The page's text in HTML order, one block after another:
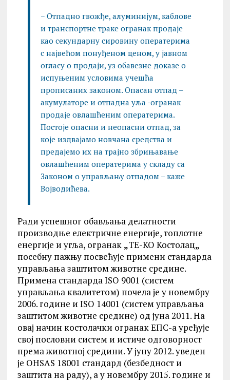
− Отпадно гвожђе, алуминијум, каблове
и транспортне траке огранак продаје
као секундарну сировину оператерима
с највећом понуђеном ценом, у јавном
огласу о продаји, уз обавезне доказе о
испуњеним условима учешћа
прописаних законом. Опасан отпад –
акумулаторе и отпадна уља -огранак
продаје овлашћеним оператерима.
Постоје опасни и неопасни отпад, за
које издвајамо новчана средства и
предајемо их на трајно збрињавање
овлашћеним оператерима у складу са
Законом о управљању отпадом – каже
Војводићева.
Ради успешног обављања делатности
производње електричне енергије, топлотне
енергије и угља, огранак „ТЕ-КО Костолац„
посебну пажњу посвећује примени стандарда
управљања заштитом животне средине.
Примена стандарда ISO 9001 (систем
управљања квалитетом) почела је у новембру
2006. године и ISO 14001 (систем управљања
заштитом животне средине) од јуна 2011. На
овај начин костолачки огранак ЕПС-а уређује
свој пословни систем и истиче одговорност
према животној средини. У јуну 2012. уведен
је OHSAS 18001 стандард (безбедност и
заштита на раду), а у новембру 2015. године и